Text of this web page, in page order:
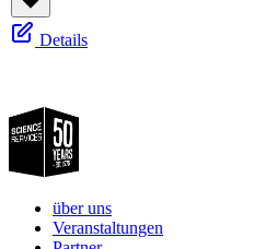
Details
über uns
Veranstaltungen